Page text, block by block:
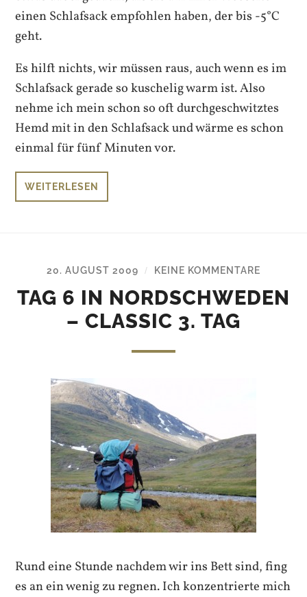
einen Schlafsack empfohlen haben, der bis -5°C
geht.
Es hilft nichts, wir müssen raus, auch wenn es im
Schlafsack gerade so kuschelig warm ist. Also
nehme ich mein schon so oft durchgeschwitztes
Hemd mit in den Schlafsack und wärme es schon
einmal für fünf Minuten vor.
WEITERLESEN
20. AUGUST 2009 / KEINE KOMMENTARE
TAG 6 IN NORDSCHWEDEN
– CLASSIC 3. TAG
Rund eine Stunde nachdem wir ins Bett sind, fing
es an ein wenig zu regnen. Ich konzentrierte mich